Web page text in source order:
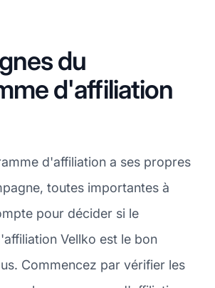
du
d'affiliation
d'affiliation a ses propres
toutes importantes à
pour décider si le
Vellko est le bon
Commencez par vérifier les